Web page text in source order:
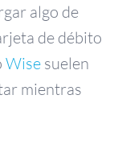
algo de
de débito
Wise suelen
mientras